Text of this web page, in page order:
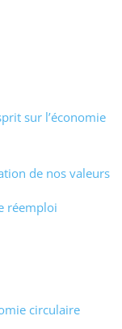
sur l’économie
de nos valeurs
réemploi
circulaire